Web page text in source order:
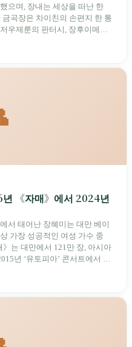
으며, 장내는 세상을 떠난 한
곡장은 차이친의 손편지 한 통
우제룬의 판터시, 장후이메이
, 타이완어, 하카어, 원주민어
《자매》에서 2024년
서 태어난 장혜미는 대만 베이
가장 성공적인 여성 가수 중
는 대만에서 121만 장, 아시아
년 ‘유토피아’ 콘서트에서 타
. 2024년 12월 타이베이 돔